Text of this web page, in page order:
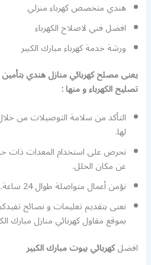
هندي متخصص كهرباء منزلي
افضل فني لاصلاح الكهرباء
ورشة خدمة كهرباء مبارك الكبير
يعنى مصلح كهربائي منازل هندي
تصليح الكهرباء و منها :
التأكد من سلامة التوصيلات من
لها.
نحرص على استخدام المعدات ذات
عن مكان الخلل.
نؤمن أعمال متواصلة طوال 24 ساعة.
نعنى بتقديم تعليمات و نصائح
بموقع مقاول كهربائي منازل مبارك
افضلكهربائي بيوت مبارك الكبير